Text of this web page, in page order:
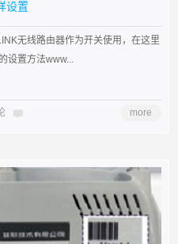
设置
无线路由器作为开关使用，在这里
设置方法www...
more